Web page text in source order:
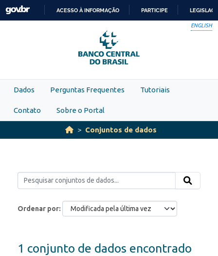
Skip to main content
PARA
O
CONTEÚDO
ACESSO À INFORMAÇÃO PARTICIPE
ENGLISH
Dados Perguntas Frequentes Tutoriais
Contato Sobre o Portal
Conjuntos de dados
Ordenar por
1 conjunto de dados encontrado